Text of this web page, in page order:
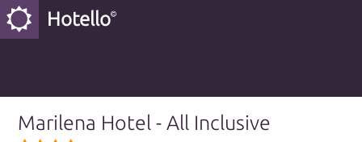
Hotello
Marilena Hotel - All Inclusive